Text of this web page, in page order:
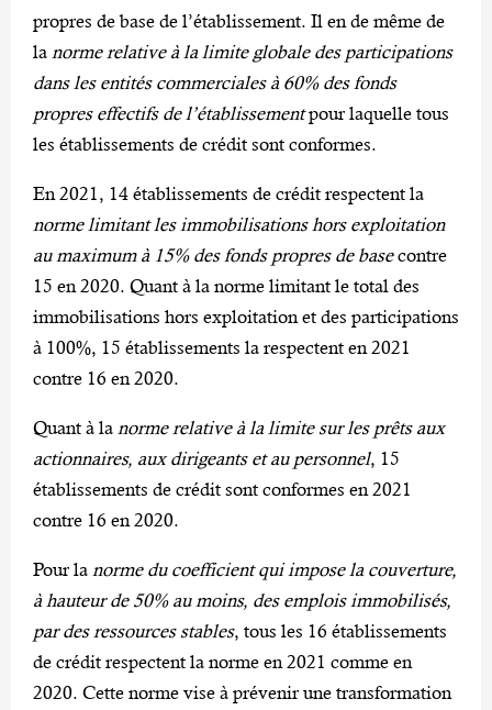
propres de base de l’établissement. Il en de même de
la norme relative à la limite globale des participations
dans les entités commerciales à 60% des fonds
propres effectifs de l’établissementpour laquelle tous
les établissements de crédit sont conformes.
En 2021, 14 établissements de crédit respectent la
norme limitant les immobilisations hors exploitation
au maximum à 15% des fonds propres de basecontre
15 en 2020. Quant à la norme limitant le total des
immobilisations hors exploitation et des participations
à 100%, 15 établissements la respectent en 2021
contre 16 en 2020.
Quant à la norme relative à la limite sur les prêts aux
actionnaires, aux dirigeants et au personnel, 15
établissements de crédit sont conformes en 2021
contre 16 en 2020.
Pour la norme du coefficient qui impose la couverture,
à hauteur de 50% au moins, des emplois immobilisés,
par des ressources stables, tous les 16 établissements
de crédit respectent la norme en 2021 comme en
2020. Cette norme vise à prévenir une transformation